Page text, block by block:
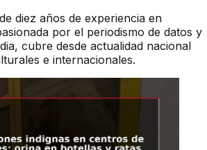
diez años de experiencia en
por el periodismo de datos y
cubre desde actualidad nacional
e internacionales.